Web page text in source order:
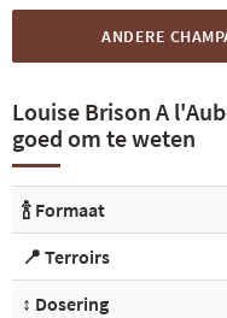
ANDERE
Louise Brison A
goed om te weten
🍾 Formaat
📍 Terroirs
↕️ Dosering